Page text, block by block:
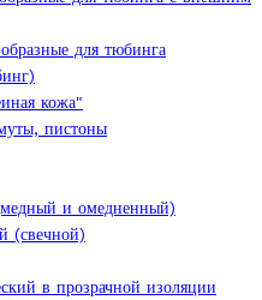
для тюбинга
кожа"
пистоны
и омедненный)
(свечной)
в прозрачной изоляции